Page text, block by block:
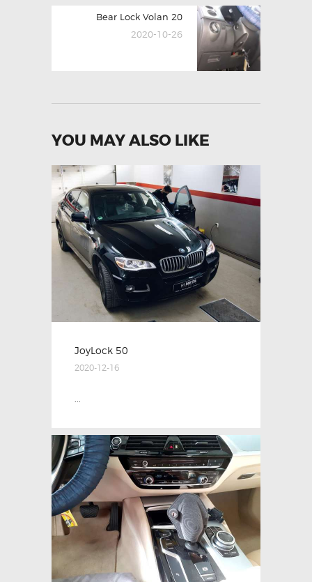
Next
post:
Bear Lock Volan 20
2020-10-26
YOU MAY ALSO LIKE
JoyLock 50
2020-12-16